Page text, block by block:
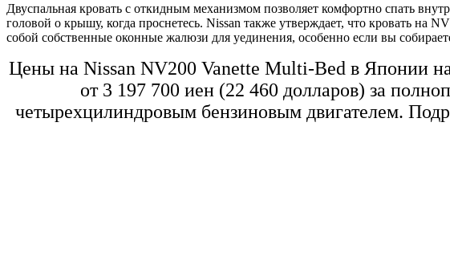
Двуспальная кровать с откидным механизмом позволяет комфортно спать
головой о крышу, когда проснетесь. Nissan также утверждает, что кровать на
собой собственные оконные жалюзи для уединения, особенно если вы
Цены на Nissan NV200 Vanette Multi-Bed в Японии
от 3 197 700 иен (22 460 долларов) за
четырехцилиндровым бензиновым двигателем.